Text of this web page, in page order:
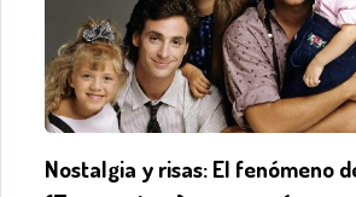
Nostalgia y risas: El fenómeno